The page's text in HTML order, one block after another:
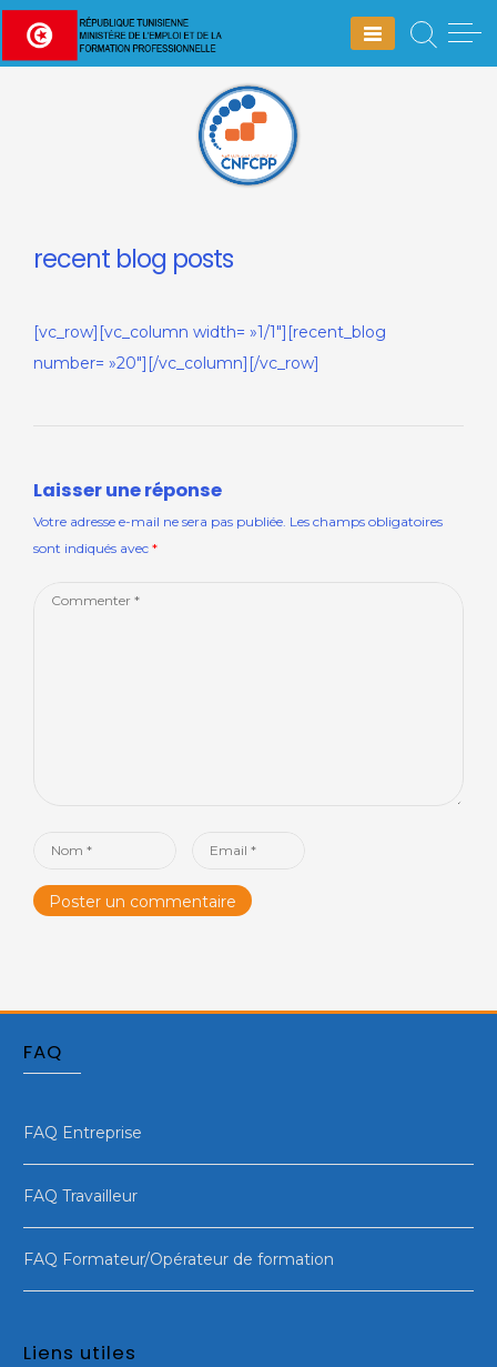
Skip
recent blog posts
[vc_row][vc_column width= »1/1″][recent_blog
number= »20″][/vc_column][/vc_row]
Laisser une réponse
Votre adresse e-mail ne sera pas publiée. Les champs obligatoires
sont indiqués avec *
Comment
Name
Email
FAQ
FAQ Entreprise
FAQ Travailleur
FAQ Formateur/Opérateur de formation
Liens utiles